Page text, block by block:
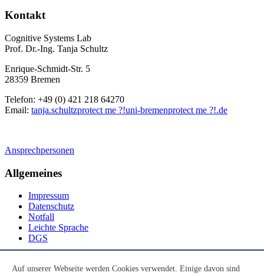
Kontakt
Cognitive Systems Lab
Prof. Dr.-Ing. Tanja Schultz
Enrique-Schmidt-Str. 5
28359 Bremen
Telefon: +49 (0) 421 218 64270
Email: tanja.schultzprotect me ?!uni-bremenprotect me ?!.de
Ansprechpersonen
Allgemeines
Impressum
Datenschutz
Notfall
Leichte Sprache
DGS
Auf unserer Webseite werden Cookies verwendet. Einige davon sind